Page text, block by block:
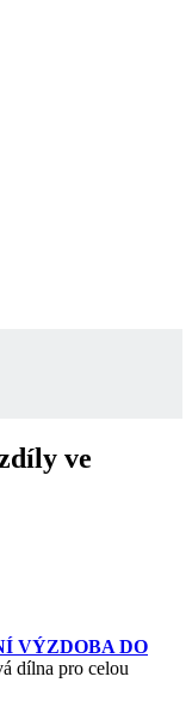
ve
VÝZDOBA DO
dílna pro celou